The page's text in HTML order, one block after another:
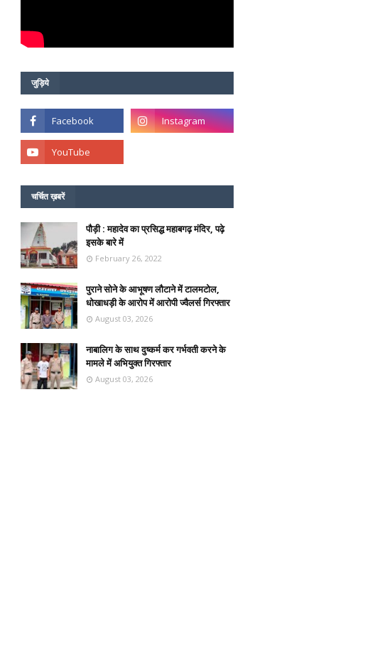
जुड़िये
चर्चित ख़बरें
पौड़ी : महादेव का प्रसिद्ध महाबगढ़ मंदिर, पढ़े
इसके बारे में
February 26, 2022
पुराने सोने के आभूषण लौटाने में टालमटोल,
धोखाधड़ी के आरोप में आरोपी ज्वैलर्स गिरफ्तार
August 03, 2026
नाबालिग के साथ दुष्कर्म कर गर्भवती करने के
मामले में अभियुक्त गिरफ्तार
August 03, 2026